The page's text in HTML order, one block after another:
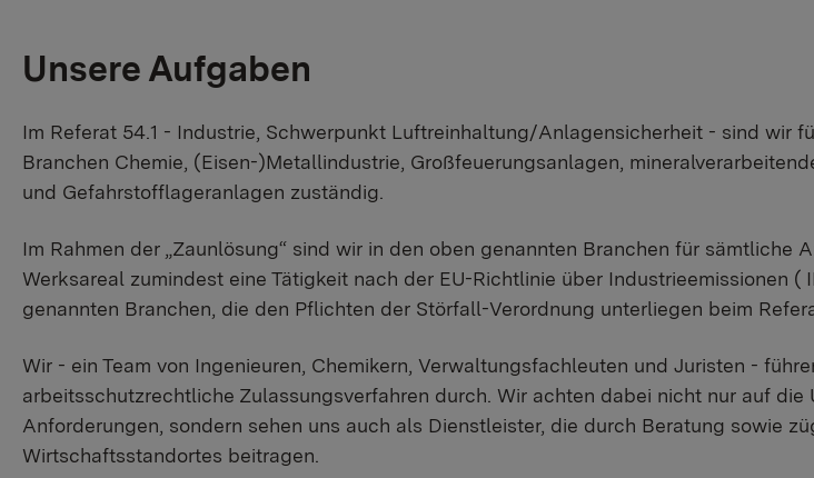
Unsere Aufgaben
Im Referat 54.1 - Industrie, Schwerpunkt Luftreinhaltung/Anlagensicherheit - sind wir
Branchen Chemie, (Eisen-)Metallindustrie, Großfeuerungsanlagen,
und Gefahrstofflageranlagen zuständig.
Im Rahmen der „Zaunlösung“ sind wir in den oben genannten Branchen für
Werksareal zumindest eine Tätigkeit nach der EU-Richtlinie über Industrieemissionen
genannten Branchen, die den Pflichten der Störfall-Verordnung unterliegen beim
Wir - ein Team von Ingenieuren, Chemikern, Verwaltungsfachleuten und Juristen -
arbeitsschutzrechtliche Zulassungsverfahren durch. Wir achten dabei nicht nur auf
Anforderungen, sondern sehen uns auch als Dienstleister, die durch Beratung sowie
Wirtschaftsstandortes beitragen.